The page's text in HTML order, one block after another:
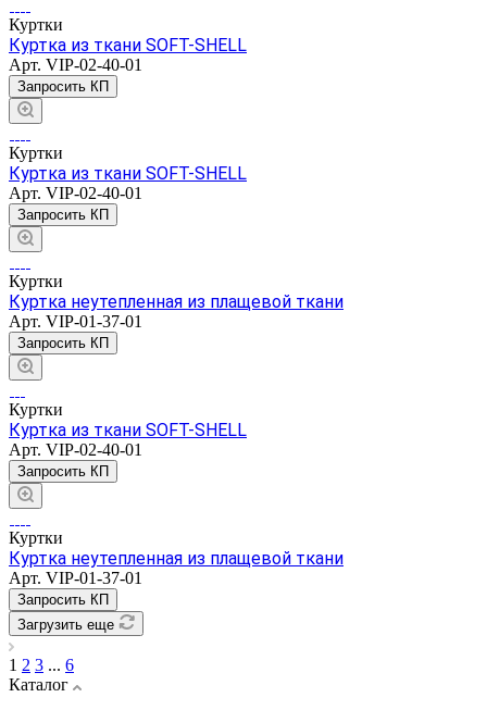
Куртки
Куртка из ткани SOFT-SHELL
Арт. VIP-02-40-01
Запросить КП
Куртки
Куртка из ткани SOFT-SHELL
Арт. VIP-02-40-01
Запросить КП
Куртки
Куртка неутепленная из плащевой ткани
Арт. VIP-01-37-01
Запросить КП
Куртки
Куртка из ткани SOFT-SHELL
Арт. VIP-02-40-01
Запросить КП
Куртки
Куртка неутепленная из плащевой ткани
Арт. VIP-01-37-01
Запросить КП
Загрузить еще
1 2 3 ... 6
Каталог